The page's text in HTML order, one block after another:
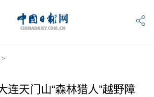
>
连天门山“森林猎人”越野障